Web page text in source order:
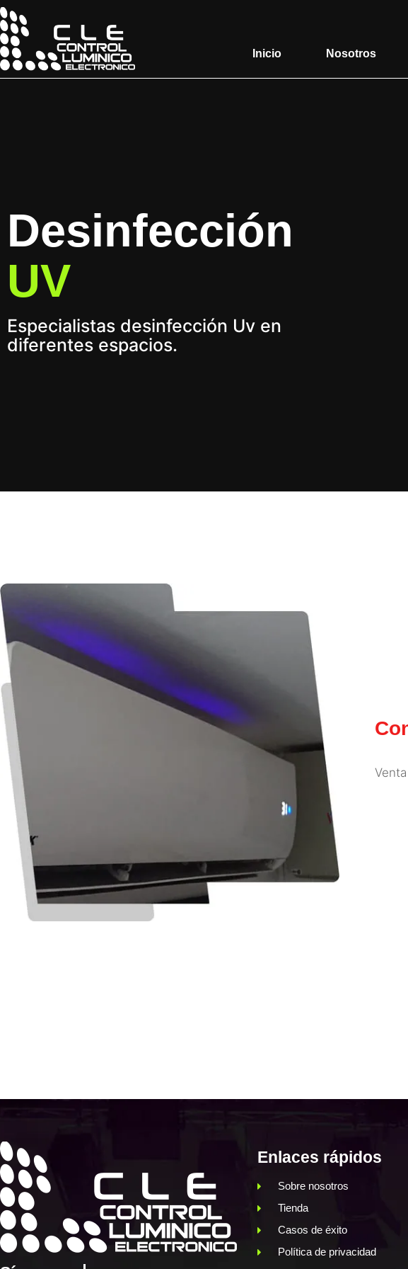
Inicio Nosotros
Desinfección
UV
Especialistas desinfección Uv en
diferentes espacios.
Enlaces rápidos
Sobre nosotros
Tienda
Casos de éxito
Política de privacidad